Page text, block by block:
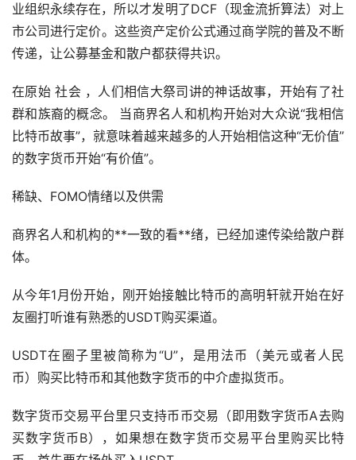
业组织永续存在，所以才发明了DCF（现金流折算法）对上
市公司进行定价。这些资产定价公式通过商学院的普及不断
传递，让公募基金和散户都获得共识。
在原始 社会 ，人们相信大祭司讲的神话故事，开始有了社
群和族裔的概念。 当商界名人和机构开始对大众说“我相信
比特币故事”，就意味着越来越多的人开始相信这种“无价值”
的数字货币开始“有价值”。
稀缺、FOMO情绪以及供需
商界名人和机构的**一致的看**绪，已经加速传染给散户群
体。
从今年1月份开始，刚开始接触比特币的高明轩就开始在好
友圈打听谁有熟悉的USDT购买渠道。
USDT在圈子里被简称为“U”，是用法币（美元或者人民
币）购买比特币和其他数字货币的中介虚拟货币。
数字货币交易平台里只支持币币交易（即用数字货币A去购
买数字货币B），如果想在数字货币交易平台里购买比特